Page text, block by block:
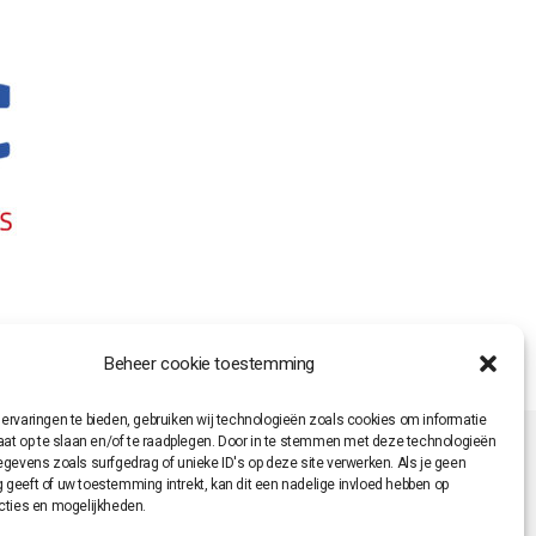
Beheer cookie toestemming
te bieden, gebruiken wij technologieën zoals cookies om informatie
op te slaan en/of te raadplegen. Door in te stemmen met deze technologieën
zoals surfgedrag of unieke ID's op deze site verwerken. Als je geen
of uw toestemming intrekt, kan dit een nadelige invloed hebben op
en mogelijkheden.